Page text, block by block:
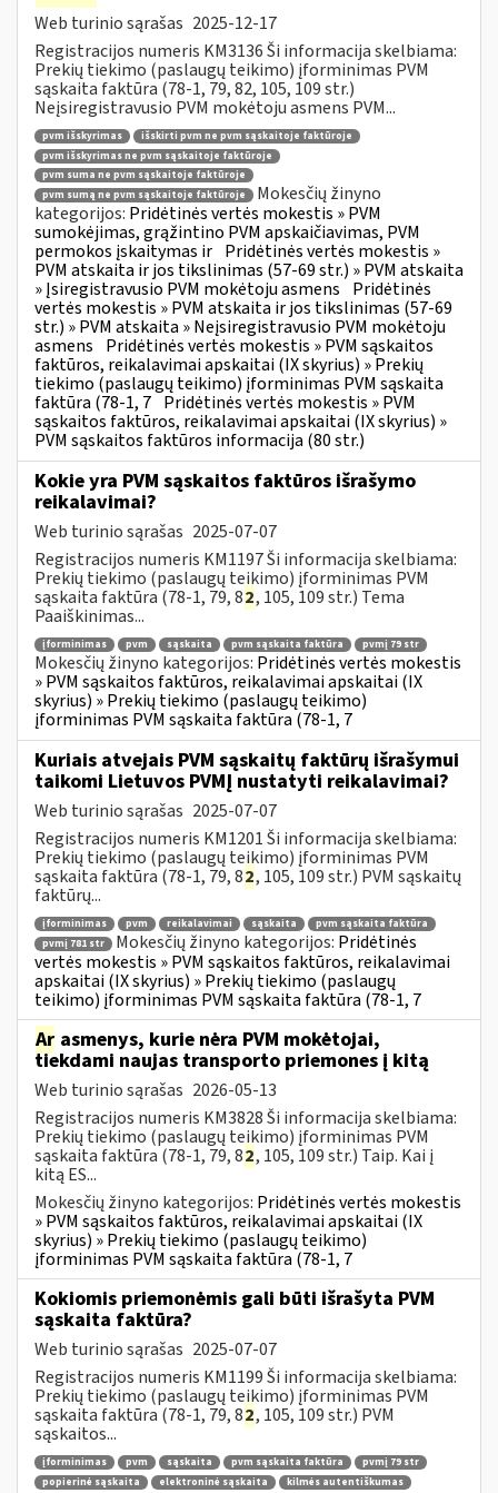
Web turinio sąrašas 2025-12-17
Registracijos numeris KM3136 Ši informacija skelbiama:
Prekių tiekimo (paslaugų teikimo) įforminimas PVM
sąskaita faktūra (78-1, 79, 82, 105, 109 str.)
Neįsiregistravusio PVM mokėtoju asmens PVM...
pvm išskyrimas
išskirti pvm ne pvm sąskaitoje faktūroje
pvm išskyrimas ne pvm sąskaitoje faktūroje
pvm suma ne pvm sąskaitoje faktūroje
pvm sumą ne pvm sąskaitoje faktūroje
Mokesčių žinyno
kategorijos: Pridėtinės vertės mokestis » PVM
sumokėjimas, grąžintino PVM apskaičiavimas, PVM
permokos įskaitymas ir Pridėtinės vertės mokestis »
PVM atskaita ir jos tikslinimas (57-69 str.) » PVM atskaita
» Įsiregistravusio PVM mokėtoju asmens Pridėtinės
vertės mokestis » PVM atskaita ir jos tikslinimas (57-69
str.) » PVM atskaita » Neįsiregistravusio PVM mokėtoju
asmens Pridėtinės vertės mokestis » PVM sąskaitos
faktūros, reikalavimai apskaitai (IX skyrius) » Prekių
tiekimo (paslaugų teikimo) įforminimas PVM sąskaita
faktūra (78-1, 7 Pridėtinės vertės mokestis » PVM
sąskaitos faktūros, reikalavimai apskaitai (IX skyrius) »
PVM sąskaitos faktūros informacija (80 str.)
Kokie yra PVM sąskaitos faktūros išrašymo
reikalavimai?
Web turinio sąrašas 2025-07-07
Registracijos numeris KM1197 Ši informacija skelbiama:
Prekių tiekimo (paslaugų teikimo) įforminimas PVM
sąskaita faktūra (78-1, 79, 82, 105, 109 str.) Tema
Paaiškinimas...
įforminimas pvm sąskaita pvm sąskaita faktūra pvmį 79 str
Mokesčių žinyno kategorijos: Pridėtinės vertės mokestis
» PVM sąskaitos faktūros, reikalavimai apskaitai (IX
skyrius) » Prekių tiekimo (paslaugų teikimo)
įforminimas PVM sąskaita faktūra (78-1, 7
Kuriais atvejais PVM sąskaitų faktūrų išrašymui
taikomi Lietuvos PVMĮ nustatyti reikalavimai?
Web turinio sąrašas 2025-07-07
Registracijos numeris KM1201 Ši informacija skelbiama:
Prekių tiekimo (paslaugų teikimo) įforminimas PVM
sąskaita faktūra (78-1, 79, 82, 105, 109 str.) PVM sąskaitų
faktūrų...
įforminimas pvm reikalavimai sąskaita
pvm sąskaita faktūra
pvmį 781 str
Mokesčių žinyno kategorijos: Pridėtinės
vertės mokestis » PVM sąskaitos faktūros, reikalavimai
apskaitai (IX skyrius) » Prekių tiekimo (paslaugų
teikimo) įforminimas PVM sąskaita faktūra (78-1, 7
Ar asmenys, kurie nėra PVM mokėtojai,
tiekdami naujas transporto priemones į kitą
Web turinio sąrašas 2026-05-13
Registracijos numeris KM3828 Ši informacija skelbiama:
Prekių tiekimo (paslaugų teikimo) įforminimas PVM
sąskaita faktūra (78-1, 79, 82, 105, 109 str.) Taip. Kai į
kitą ES...
Mokesčių žinyno kategorijos: Pridėtinės vertės mokestis
» PVM sąskaitos faktūros, reikalavimai apskaitai (IX
skyrius) » Prekių tiekimo (paslaugų teikimo)
įforminimas PVM sąskaita faktūra (78-1, 7
Kokiomis priemonėmis gali būti išrašyta PVM
sąskaita faktūra?
Web turinio sąrašas 2025-07-07
Registracijos numeris KM1199 Ši informacija skelbiama:
Prekių tiekimo (paslaugų teikimo) įforminimas PVM
sąskaita faktūra (78-1, 79, 82, 105, 109 str.) PVM
sąskaitos...
įforminimas pvm sąskaita pvm sąskaita faktūra
pvmį 79 str
popierinė sąskaita
elektroninė sąskaita
kilmės autentiškumas